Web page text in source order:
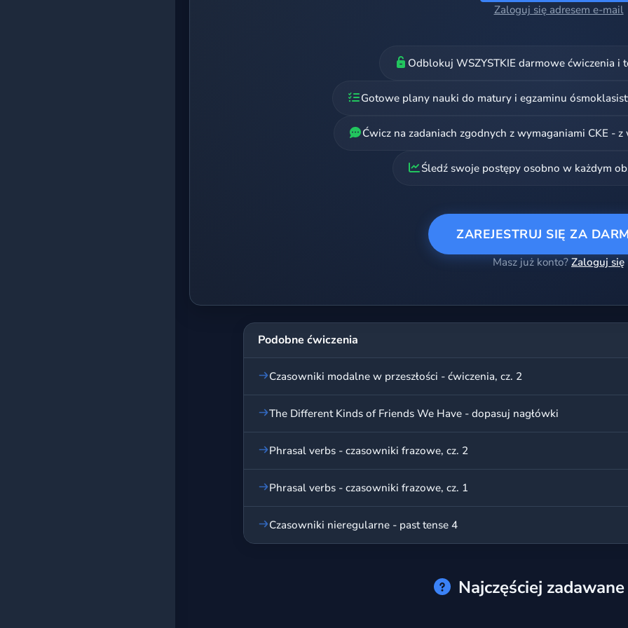
Zaloguj się adresem e-mail
Odblokuj WSZYSTKIE darmowe ćwiczenia i
Gotowe plany nauki do matury i egzaminu
Ćwicz na zadaniach zgodnych z wymaganiami CKE -
Śledź swoje postępy osobno w każdym
ZAREJESTRUJ SIĘ ZA
Masz już konto? Zaloguj się
Podobne ćwiczenia
Czasowniki modalne w przeszłości - ćwiczenia, cz. 2
The Different Kinds of Friends We Have - dopasuj nagłówki
Phrasal verbs - czasowniki frazowe, cz. 2
Phrasal verbs - czasowniki frazowe, cz. 1
Czasowniki nieregularne - past tense 4
Najczęściej